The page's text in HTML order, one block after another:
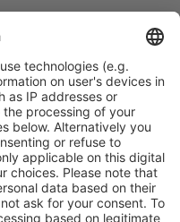
tale.
gratuită de anulare.